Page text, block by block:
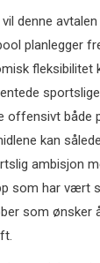
denne
planlegger
fleksibilitet
offensivt både
kan
ambisjon
som har vært
som ønsker